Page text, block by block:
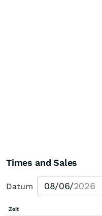
Times and Sales
Datum
Zeit